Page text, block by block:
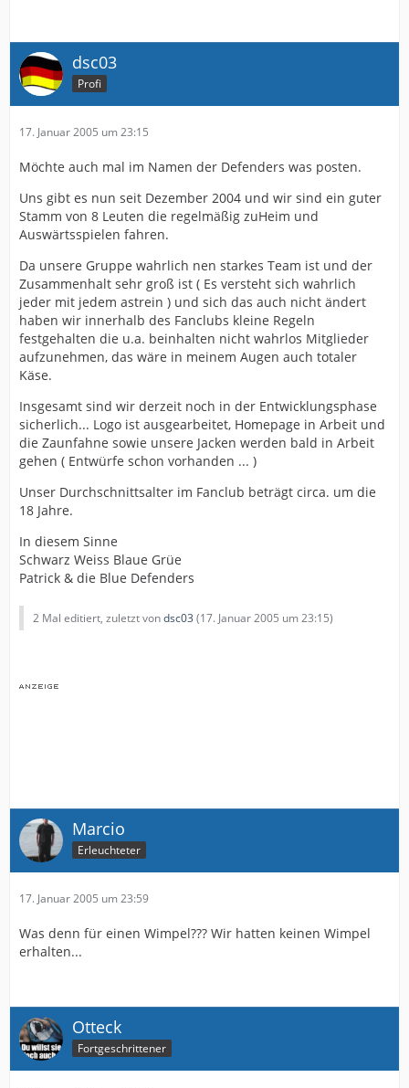
dsc03
Profi
17. Januar 2005 um 23:15
Möchte auch mal im Namen der Defenders was posten.
Uns gibt es nun seit Dezember 2004 und wir sind ein guter
Stamm von 8 Leuten die regelmäßig zuHeim und
Auswärtsspielen fahren.
Da unsere Gruppe wahrlich nen starkes Team ist und der
Zusammenhalt sehr groß ist ( Es versteht sich wahrlich
jeder mit jedem astrein ) und sich das auch nicht ändert
haben wir innerhalb des Fanclubs kleine Regeln
festgehalten die u.a. beinhalten nicht wahrlos Mitglieder
aufzunehmen, das wäre in meinem Augen auch totaler
Käse.
Insgesamt sind wir derzeit noch in der Entwicklungsphase
sicherlich... Logo ist ausgearbeitet, Homepage in Arbeit und
die Zaunfahne sowie unsere Jacken werden bald in Arbeit
gehen ( Entwürfe schon vorhanden ... )
Unser Durchschnittsalter im Fanclub beträgt circa. um die
18 Jahre.
In diesem Sinne
Schwarz Weiss Blaue Grüe
Patrick & die Blue Defenders
2 Mal editiert, zuletzt vondsc03 (17. Januar 2005 um 23:15)
Marcio
Erleuchteter
17. Januar 2005 um 23:59
Was denn für einen Wimpel??? Wir hatten keinen Wimpel
erhalten...
Otteck
Fortgeschrittener